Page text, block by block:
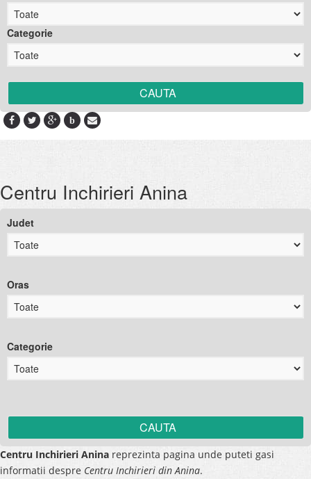
Categorie
b
Centru Inchirieri Anina
Judet
Oras
Categorie
Centru Inchirieri Anina reprezinta pagina unde puteti gasi
informatii despre Centru Inchirieri din Anina.